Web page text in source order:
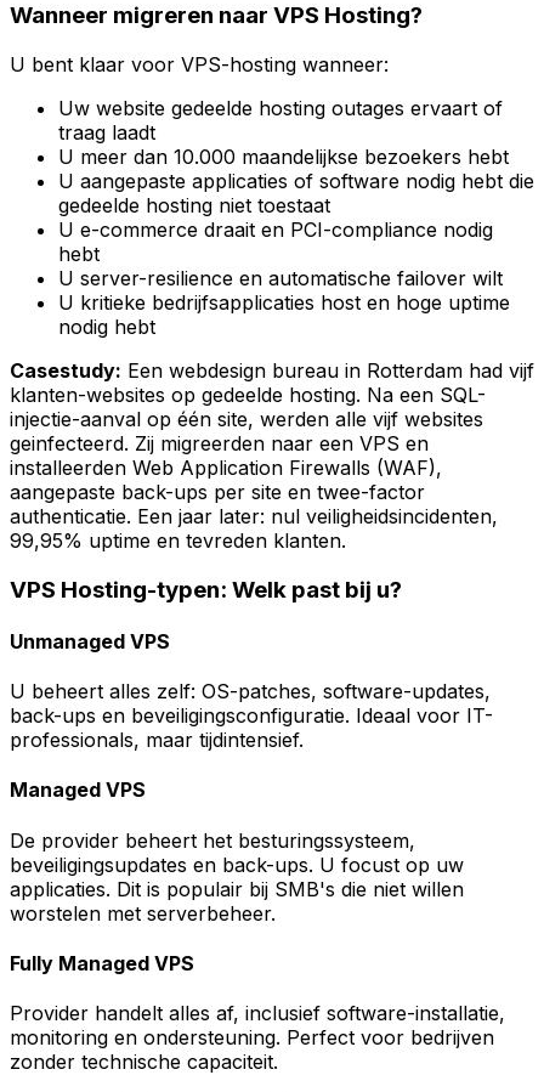
Wanneer migreren naar VPS Hosting?
U bent klaar voor VPS-hosting wanneer:
Uw website gedeelde hosting outages ervaart of
traag laadt
U meer dan 10.000 maandelijkse bezoekers hebt
U aangepaste applicaties of software nodig hebt die
gedeelde hosting niet toestaat
U e-commerce draait en PCI-compliance nodig
hebt
U server-resilience en automatische failover wilt
U kritieke bedrijfsapplicaties host en hoge uptime
nodig hebt
Casestudy: Een webdesign bureau in Rotterdam had vijf
klanten-websites op gedeelde hosting. Na een SQL-
injectie-aanval op één site, werden alle vijf websites
geinfecteerd. Zij migreerden naar een VPS en
installeerden Web Application Firewalls (WAF),
aangepaste back-ups per site en twee-factor
authenticatie. Een jaar later: nul veiligheidsincidenten,
99,95% uptime en tevreden klanten.
VPS Hosting-typen: Welk past bij u?
Unmanaged VPS
U beheert alles zelf: OS-patches, software-updates,
back-ups en beveiligingsconfiguratie. Ideaal voor IT-
professionals, maar tijdintensief.
Managed VPS
De provider beheert het besturingssysteem,
beveiligingsupdates en back-ups. U focust op uw
applicaties. Dit is populair bij SMB's die niet willen
worstelen met serverbeheer.
Fully Managed VPS
Provider handelt alles af, inclusief software-installatie,
monitoring en ondersteuning. Perfect voor bedrijven
zonder technische capaciteit.